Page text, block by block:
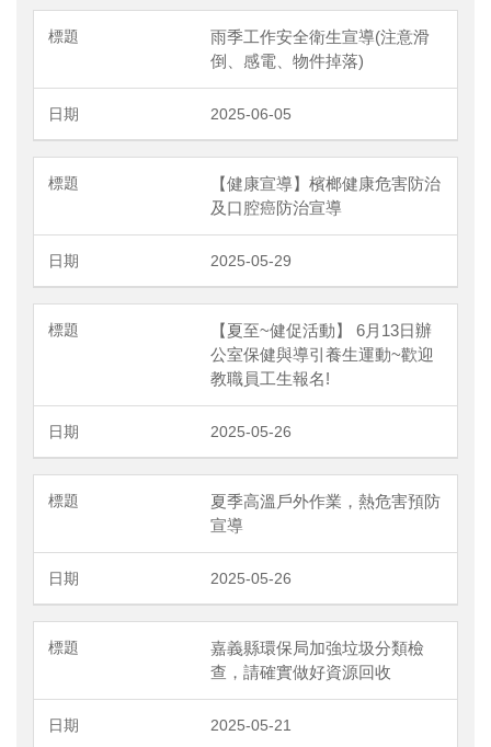
雨季工作安全衛生宣導(注意滑
倒、感電、物件掉落)
2025-06-05
【健康宣導】檳榔健康危害防治
及口腔癌防治宣導
2025-05-29
【夏至~健促活動】 6月13日辦
公室保健與導引養生運動~歡迎
教職員工生報名!
2025-05-26
夏季高溫戶外作業，熱危害預防
宣導
2025-05-26
嘉義縣環保局加強垃圾分類檢
查，請確實做好資源回收
2025-05-21